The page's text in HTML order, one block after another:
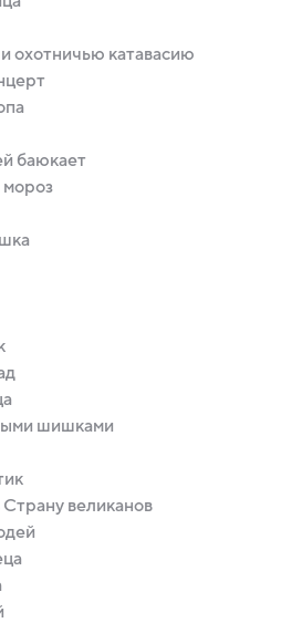
охотничью катавасию
баюкает
мороз
шишками
великанов